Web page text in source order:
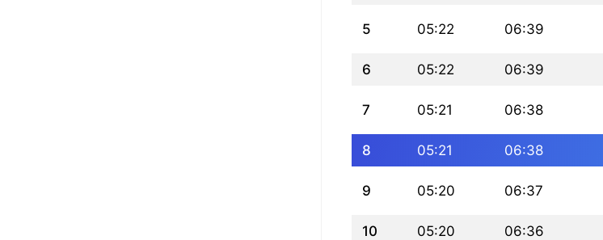
5 05:22 06:39
6 05:22 06:39
7 05:21 06:38
8 05:21 06:38
9 05:20 06:37
10 05:20 06:36